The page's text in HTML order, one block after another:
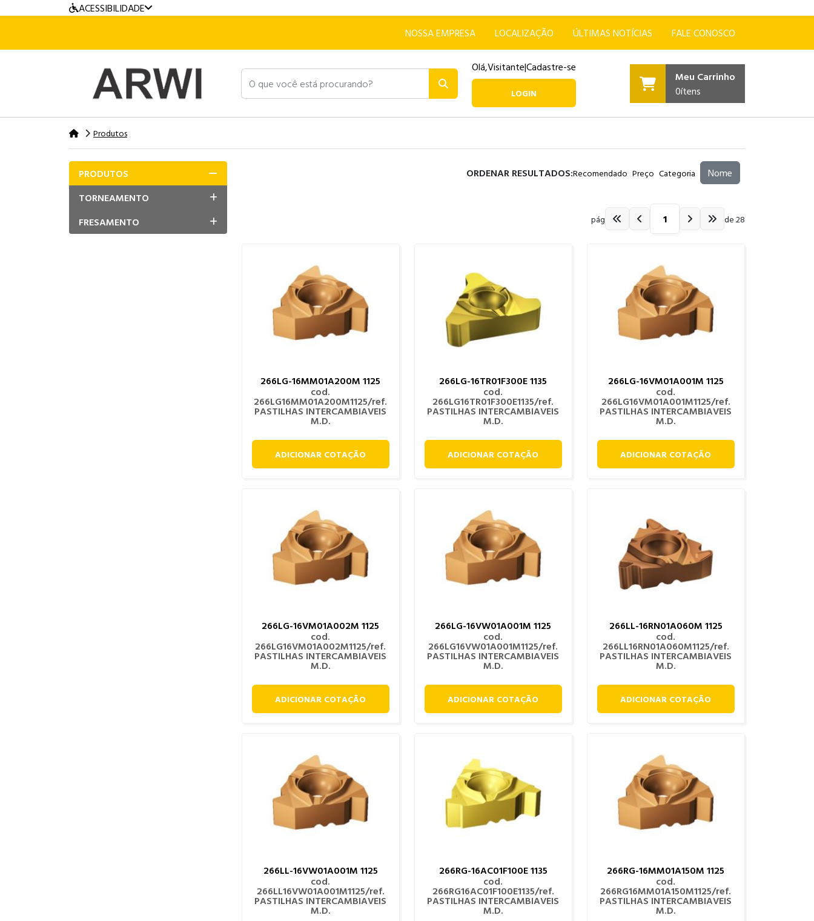
ACESSIBILIDADE
NOSSA EMPRESA
LOCALIZAÇÃO ÚLTIMAS NOTÍCIAS FALE CONOSCO
O que você está procurando? Olá,Visitante|Cadastre-se
LOGIN
Meu Carrinho
0ítens
Produtos
PRODUTOS
TORNEAMENTO
FRESAMENTO
ORDENAR RESULTADOS:Recomendado Preço Categoria Nome
pág de 28
266LG-16MM01A200M 1125
cod.
266LG16MM01A200M1125/ref.
PASTILHAS INTERCAMBIAVEIS
M.D.
ADICIONAR COTAÇÃO
266LG-16TR01F300E 1135
cod.
266LG16TR01F300E1135/ref.
PASTILHAS INTERCAMBIAVEIS
M.D.
ADICIONAR COTAÇÃO
266LG-16VM01A001M 1125
cod.
266LG16VM01A001M1125/ref.
PASTILHAS INTERCAMBIAVEIS
M.D.
ADICIONAR COTAÇÃO
266LG-16VM01A002M 1125
cod.
266LG16VM01A002M1125/ref.
PASTILHAS INTERCAMBIAVEIS
M.D.
ADICIONAR COTAÇÃO
266LG-16VW01A001M 1125
cod.
266LG16VW01A001M1125/ref.
PASTILHAS INTERCAMBIAVEIS
M.D.
ADICIONAR COTAÇÃO
266LL-16RN01A060M 1125
cod.
266LL16RN01A060M1125/ref.
PASTILHAS INTERCAMBIAVEIS
M.D.
ADICIONAR COTAÇÃO
266LL-16VW01A001M 1125
cod.
266LL16VW01A001M1125/ref.
PASTILHAS INTERCAMBIAVEIS
M.D.
266RG-16AC01F100E 1135
cod.
266RG16AC01F100E1135/ref.
PASTILHAS INTERCAMBIAVEIS
M.D.
266RG-16MM01A150M 1125
cod.
266RG16MM01A150M1125/ref.
PASTILHAS INTERCAMBIAVEIS
M.D.